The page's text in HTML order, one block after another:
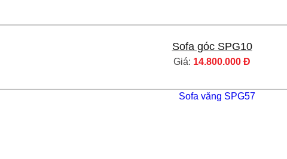
Sofa góc SPG10
Giá: 14.800.000 Đ